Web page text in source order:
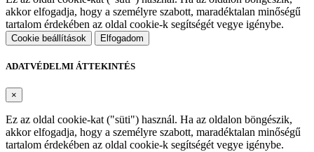
akkor elfogadja, hogy a személyre szabott, maradéktalan minőségű
tartalom érdekében az oldal cookie-k segítségét vegye igénybe.
Cookie beállítások Elfogadom
ADATVÉDELMI ÁTTEKINTÉS
×
Ez az oldal cookie-kat ("süti") használ. Ha az oldalon böngészik,
akkor elfogadja, hogy a személyre szabott, maradéktalan minőségű
tartalom érdekében az oldal cookie-k segítségét vegye igénybe.